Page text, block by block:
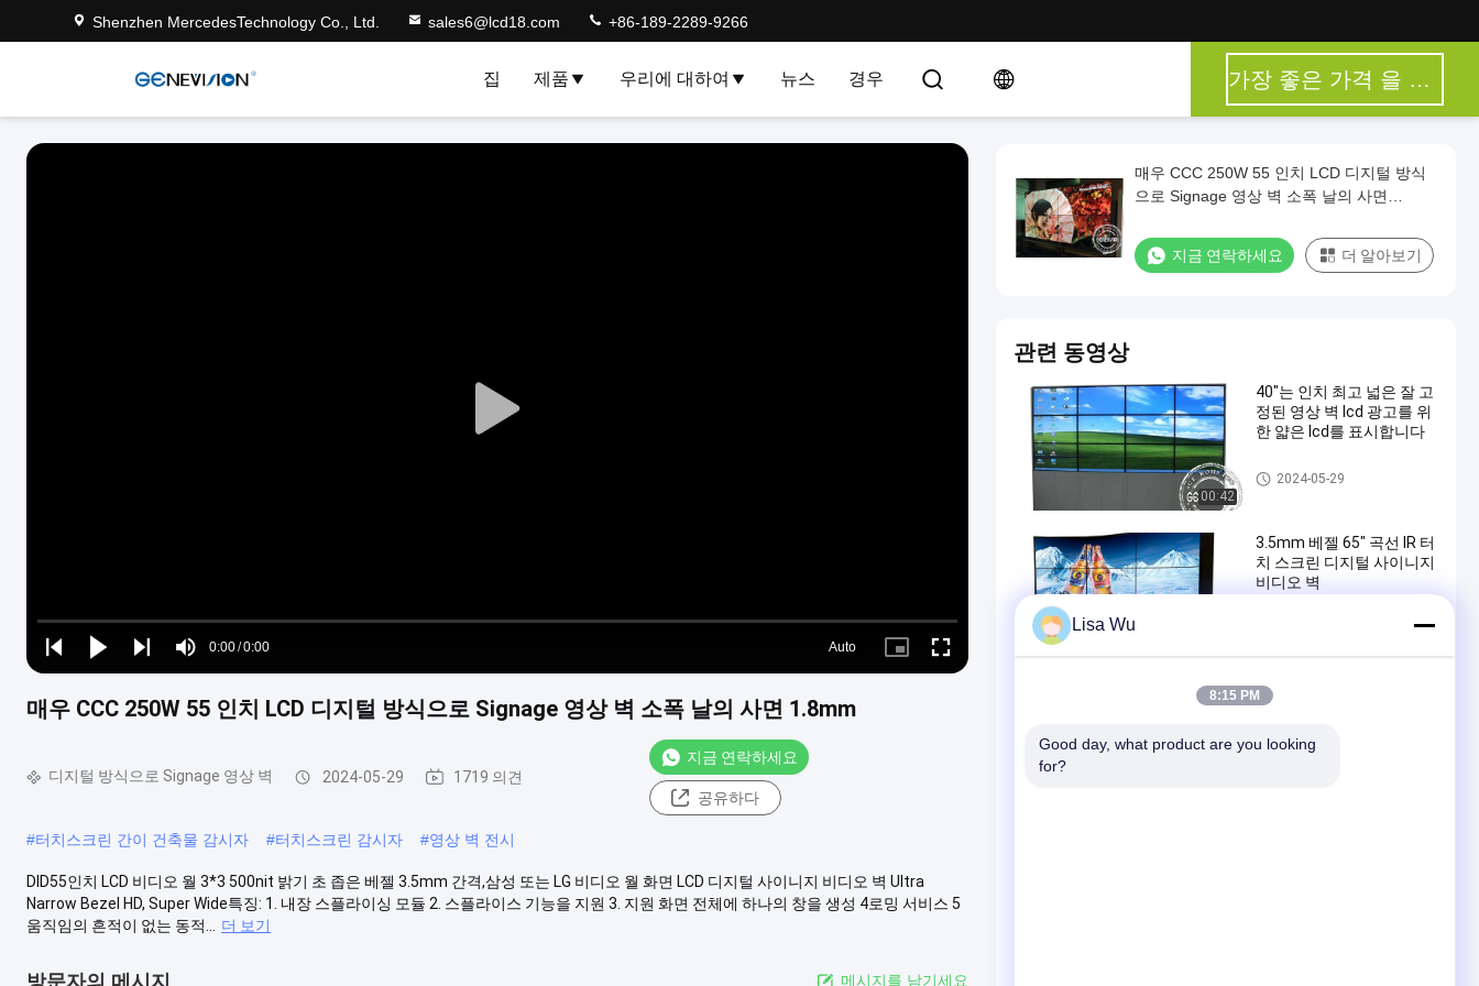
Shenzhen MercedesTechnology Co., Ltd. sales6@lcd18.com +86-189-2289-9266
집 제품 우리에 대하여 뉴스 경우 가장 좋은 가격 을 구하라
Play
Play
Play
Play
Mute
Time
0:00/0:00
Loaded:
0%
Auto
Picture- Fullscreen
매우 CCC 250W 55 인치 LCD 디지털 방식으로 Signage 영상 벽 소폭 날의 사면 1.8mm
디지털 방식으로 Signage 영상 벽 2024-05-29 1719 의견
지금 연락하세요
공유하다
#터치스크린 간이 건축물 감시자 #터치스크린 감시자 #영상 벽 전시
DID55인치 LCD 비디오 월 3*3 500nit 밝기 초 좁은 베젤 3.5mm 간격,삼성 또는 LG 비디오 월 화면 LCD 디지털 사이니지 비디오 벽 Ultra
Narrow Bezel HD, Super Wide특징: 1. 내장 스플라이싱 모듈 2. 스플라이스 기능을 지원 3. 지원 화면 전체에 하나의 창을 생성 4로밍 서비스 5
움직임의 흔적이 없는 동적...
더 보기
방문자의 메시지 메시지를 남기세요
매우 CCC 250W 55 인치 LCD 디지털 방식
으로 Signage 영상 벽 소폭 날의 사면
지금 연락하세요 더 알아보기
관련 동영상
00:42
40"는 인치 최고 넓은 잘 고
정된 영상 벽 lcd 광고를 위
한 얇은 lcd를 표시합니다
디지털 방식으로 Signage 영상
벽
2024-05-29
3.5mm 베젤 65" 곡선 IR 터
치 스크린 디지털 사이니지
비디오 벽
디지털 방식으로 Signage 영상
10.1인치 14인치 15.6인치
라 포함)
Lisa Wu
8:15 PM
Good day, what product are you looking
for?